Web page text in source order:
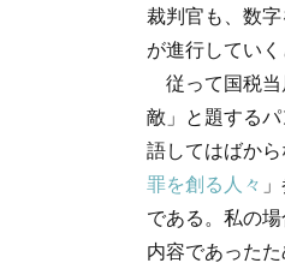
裁判官も、数
が進行していく
従って国税当
敵」と題する
語してはばか
罪を創る人々
である。私の
内容であった